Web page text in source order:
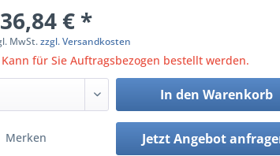
€ *
MwSt.zzgl. Versandkosten
Kann für Sie Auftragsbezogen bestellt werden.
In den Warenkorb
Jetzt Angebot
Merken